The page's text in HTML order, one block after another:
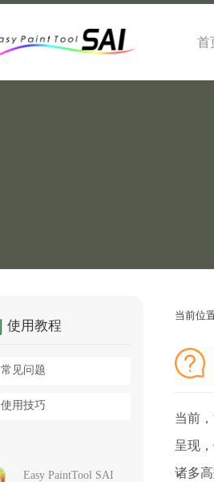
首
使用教程
常见问题
使用技巧
Easy PaintTool SAI
当前位
当前
呈现
诸多